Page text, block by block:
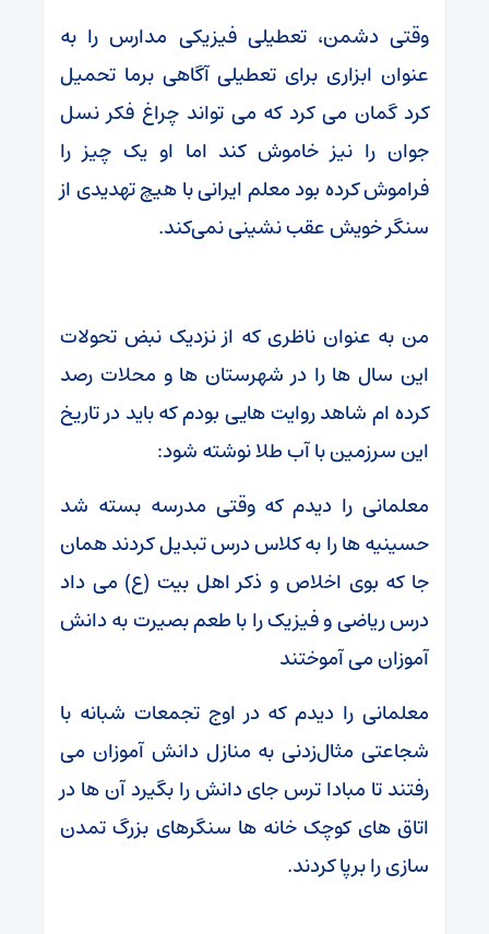
وقتی دشمن، تعطیلی فیزیکی مدارس را به
عنوان ابزاری برای تعطیلی آگاهی برما تحمیل
کرد گمان می‌ کرد که می‌ تواند چراغ فکر نسل
جوان را نیز خاموش کند اما او یک چیز را
فراموش کرده بود معلم ایرانی با هیچ تهدیدی از
سنگر خویش عقب‌ نشینی نمی‌کند.
من به عنوان ناظری که از نزدیک نبض تحولات
این سال‌ ها را در شهرستان‌ ها و محلات رصد
کرده‌ ام شاهد روایت‌ هایی بودم که باید در تاریخ
این سرزمین با آب طلا نوشته شود:
معلمانی را دیدم که وقتی مدرسه بسته شد
حسینیه‌ ها را به کلاس درس تبدیل کردند همان‌
جا که بوی اخلاص و ذکر اهل‌ بیت (ع) می‌ داد
درس ریاضی و فیزیک را با طعم بصیرت به دانش‌
آموزان می‌ آموختند
معلمانی را دیدم که در اوج تجمعات شبانه با
شجاعتی مثال‌زدنی به منازل دانش‌ آموزان می‌
رفتند تا مبادا ترس جای دانش را بگیرد آن‌ ها در
اتاق‌ های کوچک خانه‌ ها سنگرهای بزرگ تمدن‌
سازی را برپا کردند.